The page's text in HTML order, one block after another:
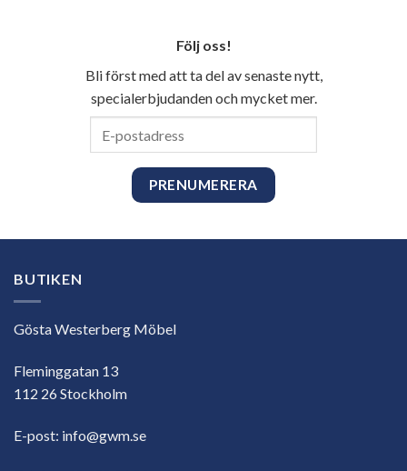
Följ oss!
Bli först med att ta del av senaste nytt,
specialerbjudanden och mycket mer.
BUTIKEN
Gösta Westerberg Möbel
Fleminggatan 13
112 26 Stockholm
E-post: info@gwm.se